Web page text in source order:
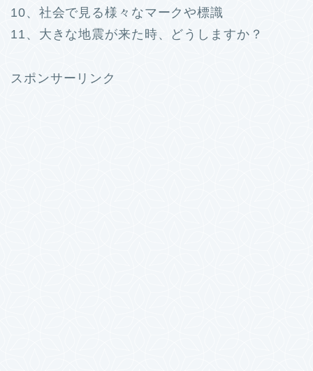
10、社会で見る様々なマークや標識
11、大きな地震が来た時、どうしますか？
スポンサーリンク